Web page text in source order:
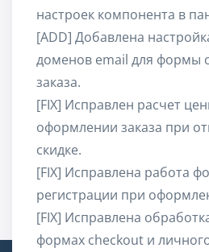
настроек компонента в
[ADD] Добавлена
доменов email для формы
заказа.
[FIX] Исправлен расчет
оформлении заказа при
скидке.
[FIX] Исправлена работа
регистрации при
[FIX] Исправлена
формах checkout и